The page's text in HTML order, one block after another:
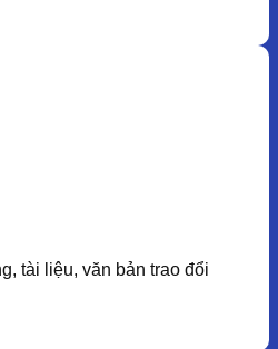
tài liệu, văn bản trao đổi